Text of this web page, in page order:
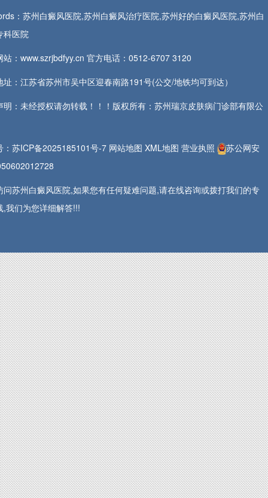
：苏州白癜风医院,苏州白癜风治疗医院,苏州好的白癜风医院,苏州白
科医院
站：www.szrjbdfyy.cn 官方电话：0512-6707 3120
址：江苏省苏州市吴中区迎春南路191号(公交/地铁均可到达）
明：未经授权请勿转载！！！版权所有：苏州瑞京皮肤病门诊部有限公
：苏ICP备2025185101号-7 网站地图 XML地图 营业执照
苏公网安
问苏州白癜风医院,如果您有任何疑难问题,请在线咨询或拨打我们的专
,我们为您详细解答!!!